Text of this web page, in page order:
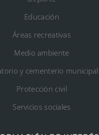
Educación
Áreas recreativas
Medio ambiente
y cementerio municipal
Protección civil
Servicios sociales